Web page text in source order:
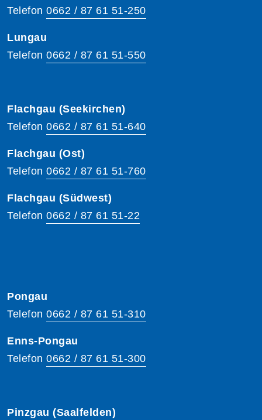
Telefon 0662 / 87 61 51-250
Lungau
Telefon 0662 / 87 61 51-550
Flachgau (Seekirchen)
Telefon 0662 / 87 61 51-640
Flachgau (Ost)
Telefon 0662 / 87 61 51-760
Flachgau (Südwest)
Telefon 0662 / 87 61 51-22
Pongau
Telefon 0662 / 87 61 51-310
Enns-Pongau
Telefon 0662 / 87 61 51-300
Pinzgau (Saalfelden)